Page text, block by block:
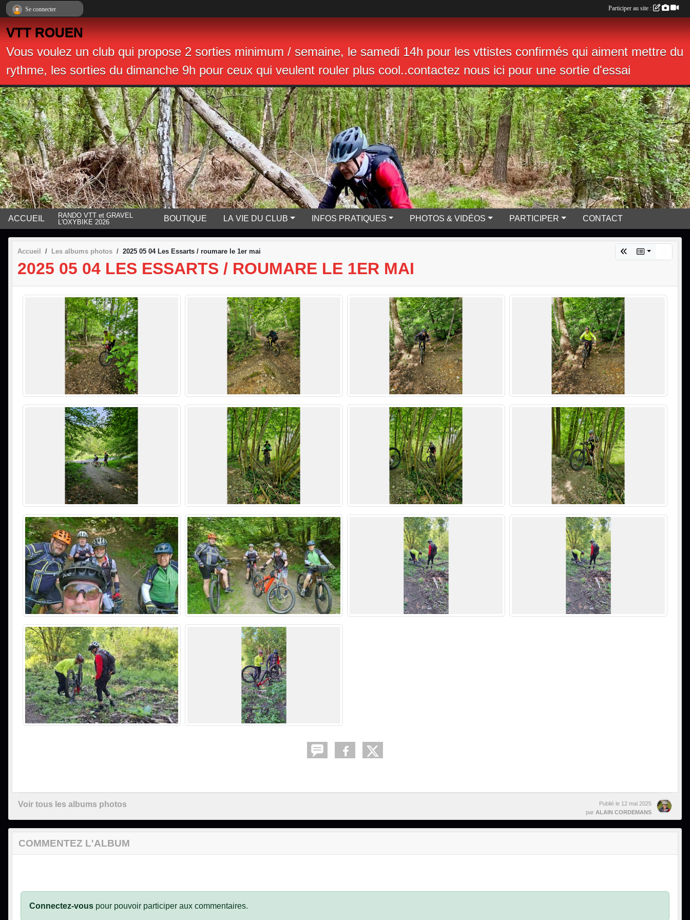
VTT ROUEN
Vous voulez un club qui propose 2 sorties minimum / semaine, le samedi 14h pour les vttistes confirmés qui aiment mettre du
rythme, les sorties du dimanche 9h pour ceux qui veulent rouler plus cool..contactez nous ici pour une sortie d'essai
ACCUEIL
RANDO VTT et GRAVEL
L'OXYBIKE 2026
BOUTIQUE LA VIE DU CLUB INFOS PRATIQUES PHOTOS & VIDÉOS PARTICIPER CONTACT
Accueil Les albums photos 2025 05 04 Les Essarts / roumare le 1er mai
2025 05 04 LES ESSARTS / ROUMARE LE 1ER MAI
Voir tous les albums photos Publié le 12 mai 2025
par ALAIN CORDEMANS
COMMENTEZ L'ALBUM
Connectez-vous pour pouvoir participer aux commentaires.
Se connecter Participer au site :
Panneau de gestion des cookies